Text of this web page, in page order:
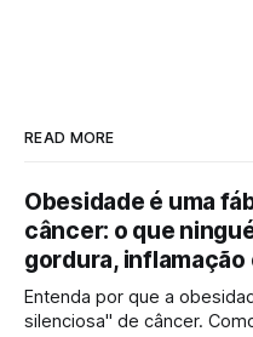
READ MORE
Obesidade é uma
câncer: o que
gordura, inflamação
Entenda por que a
silenciosa" de câncer.